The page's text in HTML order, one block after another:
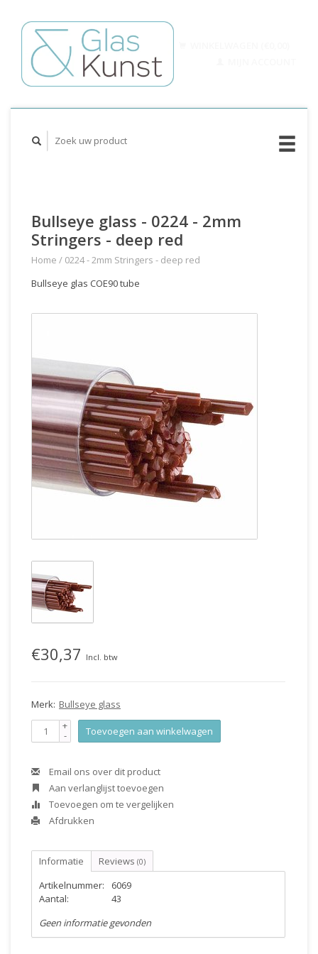
Bullseye glass - 0224 - 2mm
Stringers - deep red
Home / 0224 - 2mm Stringers - deep red
Bullseye glas COE90 tube
€30,37 Incl. btw
Merk: Bullseye glass
+
- Toevoegen aan winkelwagen
Email ons over dit product
Aan verlanglijst toevoegen
Toevoegen om te vergelijken
Afdrukken
Informatie Reviews (0)
Artikelnummer:
6069
Aantal:
43
Geen informatie gevonden